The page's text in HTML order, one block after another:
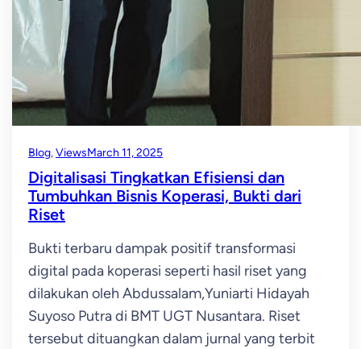
Blog, ViewsMarch 11, 2025
Digitalisasi Tingkatkan Efisiensi dan
Tumbuhkan Bisnis Koperasi, Bukti dari
Riset
Bukti terbaru dampak positif transformasi
digital pada koperasi seperti hasil riset yang
dilakukan oleh Abdussalam,Yuniarti Hidayah
Suyoso Putra di BMT UGT Nusantara. Riset
tersebut dituangkan dalam jurnal yang terbit